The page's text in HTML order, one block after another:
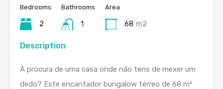
Bedrooms
2
Bathrooms
1
Area
68 m2
Description
À procura de uma casa onde não tens de mexer um
dedo? Este encantador bungalow térreo de 68 m²